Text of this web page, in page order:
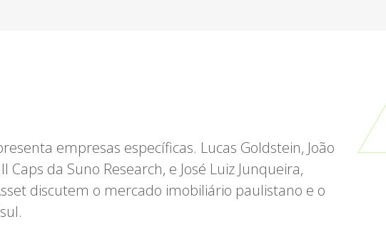
empresas específicas. Lucas Goldstein, João
Caps da Suno Research, e José Luiz Junqueira,
discutem o mercado imobiliário paulistano e o